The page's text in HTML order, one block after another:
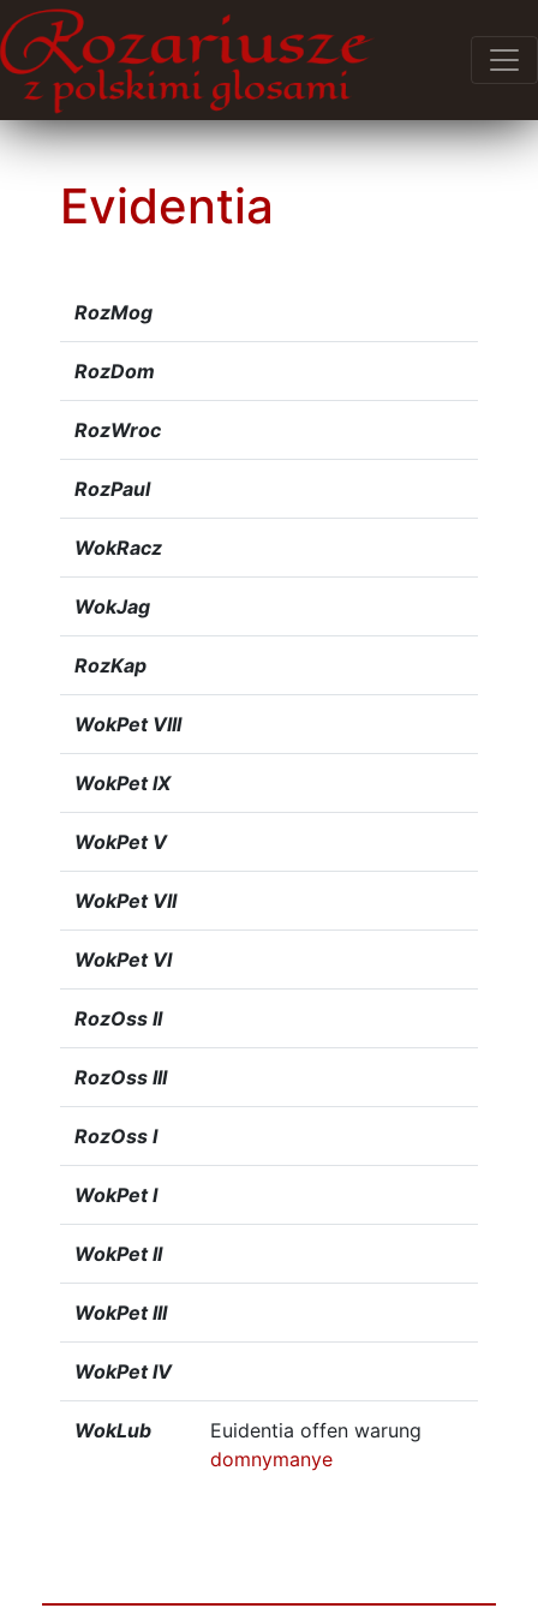
Evidentia
RozMog
RozDom
RozWroc
RozPaul
WokRacz
WokJag
RozKap
WokPet VIII
WokPet IX
WokPet V
WokPet VII
WokPet VI
RozOss II
RozOss III
RozOss I
WokPet I
WokPet II
WokPet III
WokPet IV
WokLub
Euidentia offen warung
domnymanye